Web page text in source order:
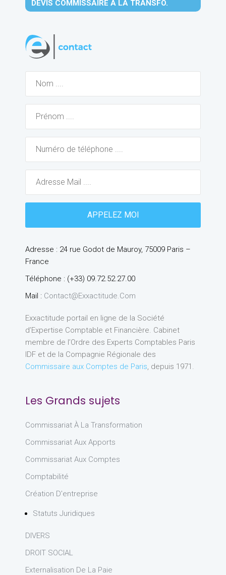
DEVIS COMMISSAIRE À LA TRANSFO.
Adresse : 24 rue Godot de Mauroy, 75009 Paris –
France
Téléphone : (+33) 09.72.52.27.00
Mail : Contact@exxactitude.com
Exxactitude portail en ligne de la Société
d’Expertise Comptable et Financière. Cabinet
membre de l’Ordre des Experts Comptables Paris
IDF et de la Compagnie Régionale des
Commissaire aux Comptes de Paris, depuis 1971.
Les Grands sujets
Commissariat À La Transformation
Commissariat Aux Apports
Commissariat Aux Comptes
Comptabilité
Création D'entreprise
Statuts Juridiques
DIVERS
DROIT SOCIAL
Externalisation De La Paie